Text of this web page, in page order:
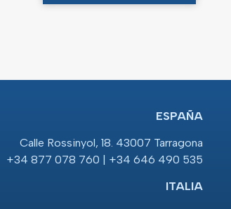
ESPAÑA
Calle Rossinyol, 18. 43007 Tarragona
+34 877 078 760 | +34 646 490 535
ITALIA